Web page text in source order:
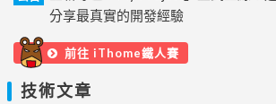
分享最真實的開發經驗
前往 iThome鐵人賽
技術文章